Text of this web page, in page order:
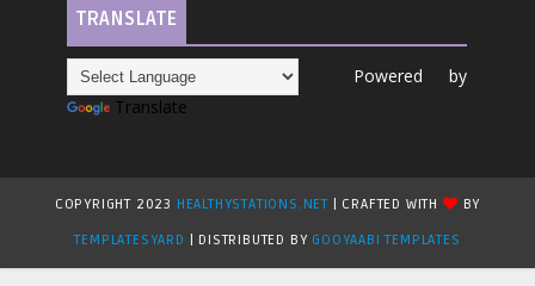
TRANSLATE
Powered by
Translate
COPYRIGHT 2023 HEALTHYSTATIONS.NET | CRAFTED WITH
BY
TEMPLATESYARD
| DISTRIBUTED BY GOOYAABI TEMPLATES